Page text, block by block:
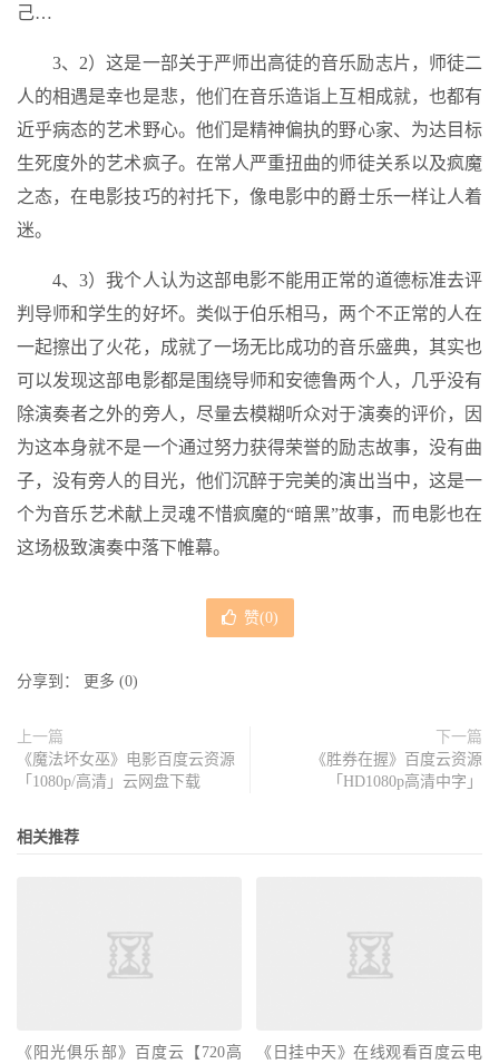
己…
3、2）这是一部关于严师出高徒的音乐励志片，师徒二
人的相遇是幸也是悲，他们在音乐造诣上互相成就，也都有
近乎病态的艺术野心。他们是精神偏执的野心家、为达目标
生死度外的艺术疯子。在常人严重扭曲的师徒关系以及疯魔
之态，在电影技巧的衬托下，像电影中的爵士乐一样让人着
迷。
4、3）我个人认为这部电影不能用正常的道德标准去评
判导师和学生的好坏。类似于伯乐相马，两个不正常的人在
一起擦出了火花，成就了一场无比成功的音乐盛典，其实也
可以发现这部电影都是围绕导师和安德鲁两个人，几乎没有
除演奏者之外的旁人，尽量去模糊听众对于演奏的评价，因
为这本身就不是一个通过努力获得荣誉的励志故事，没有曲
子，没有旁人的目光，他们沉醉于完美的演出当中，这是一
个为音乐艺术献上灵魂不惜疯魔的“暗黑”故事，而电影也在
这场极致演奏中落下帷幕。
赞(0)
分享到： 更多 (0)
上一篇
《魔法坏女巫》电影百度云资源
「1080p/高清」云网盘下载
下一篇
《胜券在握》百度云资源
「HD1080p高清中字」
相关推荐
《阳光俱乐部》百度云【720高
《日挂中天》在线观看百度云电